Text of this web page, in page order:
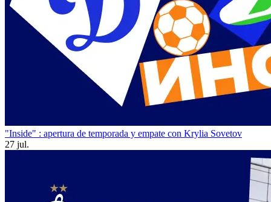
"Inside" : apertura de temporada y empate con Krylia Sovetov
27 jul.